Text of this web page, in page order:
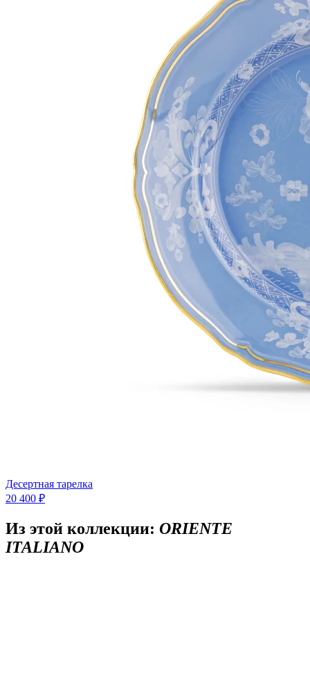
Десертная тарелка
20 400 ₽
Из этой коллекции: ORIENTE
ITALIANO